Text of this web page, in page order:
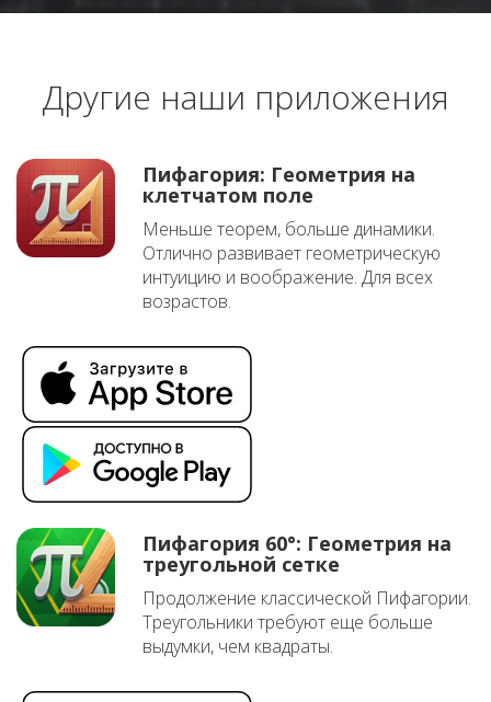
Другие наши приложения
Пифагория: Геометрия на
клетчатом поле
Меньше теорем, больше динамики.
Отлично развивает геометрическую
интуицию и воображение. Для всех
возрастов.
Пифагория 60°: Геометрия на
треугольной сетке
Продолжение классической Пифагории.
Треугольники требуют еще больше
выдумки, чем квадраты.